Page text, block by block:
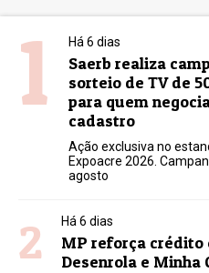
1 Há 6 dias
Saerb realiza
sorteio de TV de
para quem
cadastro
Ação exclusiva no
Expoacre 2026.
agosto
2 Há 6 dias
MP reforça crédito
Desenrola e Minha